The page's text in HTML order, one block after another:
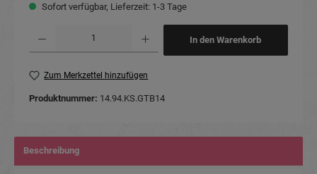
Sofort verfügbar, Lieferzeit: 1-3 Tage
In den Warenkorb
Zum Merkzettel hinzufügen
Produktnummer: 14.94.KS.GTB14
Beschreibung